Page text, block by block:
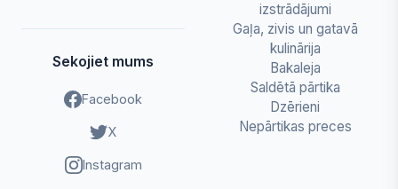
Sekojiet mums
Facebook
X
Instagram
izstrādājumi
Gaļa, zivis un gatavā
kulinārija
Bakaleja
Saldētā pārtika
Dzērieni
Nepārtikas preces